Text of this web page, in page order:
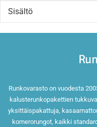
Sisältö
Runkovarasto on vuodesta
kalusterunkopakettien
yksittäispakattuja,
komerorungot, kaikki